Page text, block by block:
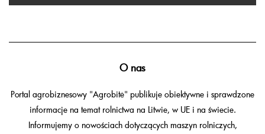
O nas
Portal agrobiznesowy "Agrobitė" publikuje obiektywne i sprawdzone
informacje na temat rolnictwa na Litwie, w UE i na świecie.
Informujemy o nowościach dotyczących maszyn rolniczych,